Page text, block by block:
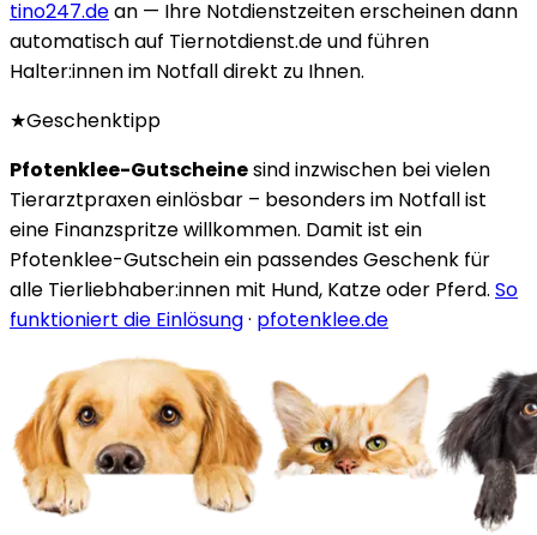
tino247.dean — Ihre Notdienstzeiten erscheinen dann
automatisch auf Tiernotdienst.de und führen
Halter:innen im Notfall direkt zu Ihnen.
★Geschenktipp
Pfotenklee-Gutscheinesind inzwischen bei vielen
Tierarztpraxen einlösbar – besonders im Notfall ist
eine Finanzspritze willkommen. Damit ist ein
Pfotenklee-Gutschein ein passendes Geschenk für
alle Tierliebhaber:innen mit Hund, Katze oder Pferd. So
funktioniert die Einlösung· pfotenklee.de